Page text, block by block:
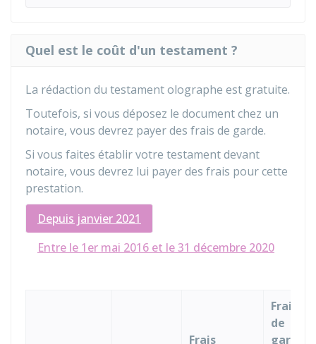
Quel est le coût d'un testament ?
La rédaction du testament olographe est gratuite.
Toutefois, si vous déposez le document chez un
notaire, vous devrez payer des frais de garde.
Si vous faites établir votre testament devant
notaire, vous devrez lui payer des frais pour cette
prestation.
Depuis janvier 2021
Entre le 1er mai 2016 et le 31 décembre 2020
Frais
Frais
de
garde